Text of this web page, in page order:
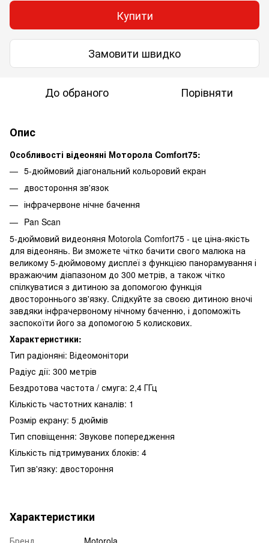
Купити
Замовити швидко
До обраного Порівняти
Опис
Особливості відеоняні Моторола Comfort75:
5-дюймовий діагональний кольоровий екран
двостороння зв'язок
інфрачервоне нічне бачення
Pan Scan
5-дюймовий видеоняня Motorola Comfort75 - це ціна-якість
для відеонянь. Ви зможете чітко бачити свого малюка на
великому 5-дюймовому дисплеї з функцією панорамування і
вражаючим діапазоном до 300 метрів, а також чітко
спілкуватися з дитиною за допомогою функція
двостороннього зв'язку. Слідкуйте за своєю дитиною вночі
завдяки інфрачервоному нічному баченню, і допоможіть
заспокоїти його за допомогою 5 колискових.
Характеристики:
Тип радіоняні: Відеомонітори
Радіус дії: 300 метрів
Бездротова частота / смуга: 2,4 ГГц
Кількість частотних каналів: 1
Розмір екрану: 5 дюймів
Тип сповіщення: Звукове попередження
Кількість підтримуваних блоків: 4
Тип зв'язку: двостороння
Характеристики